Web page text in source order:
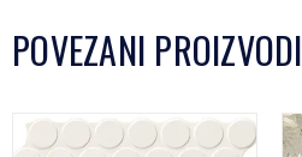
POVEZANI PROIZVODI